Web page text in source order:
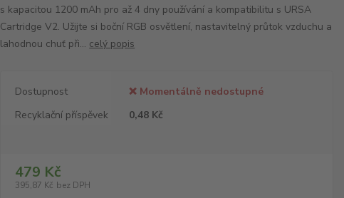
s kapacitou 1200 mAh pro až 4 dny používání a kompatibilitu s URSA
Cartridge V2. Užijte si boční RGB osvětlení, nastavitelný průtok vzduchu a
lahodnou chuť při... celý popis
Dostupnost
❌ Momentálně nedostupné
Recyklační příspěvek
0,48 Kč
479 Kč
395,87 Kč bez DPH